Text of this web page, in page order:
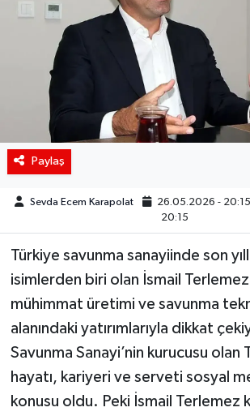
Paylaş
Sevda Ecem Karapolat 26.05.2026 - 20:15
20:15
Türkiye savunma sanayiinde son
isimlerden biri olan İsmail
mühimmat üretimi ve savunma
alanındaki yatırımlarıyla dikkat
Savunma Sanayi’nin kurucusu olan
hayatı, kariyeri ve serveti sosyal
konusu oldu. Peki İsmail Terlemez